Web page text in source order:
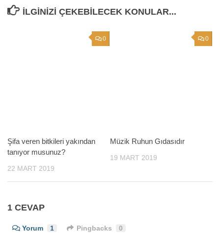
İLGINIZI ÇEKEBILECEK KONULAR...
0
Şifa veren bitkileri yakından
tanıyor musunuz?
22 MART 2019
0
Müzik Ruhun Gıdasıdır
19 MART 2019
1 CEVAP
Yorum 1 Pingbacks 0